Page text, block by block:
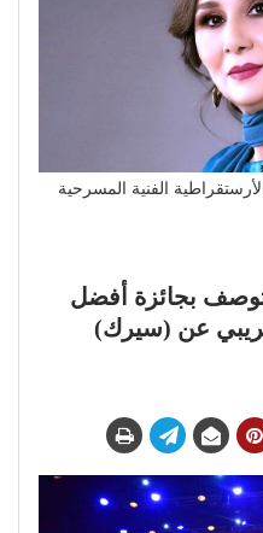
الفنية المسرحية
بجائزة أفضل
عن (سيرك)